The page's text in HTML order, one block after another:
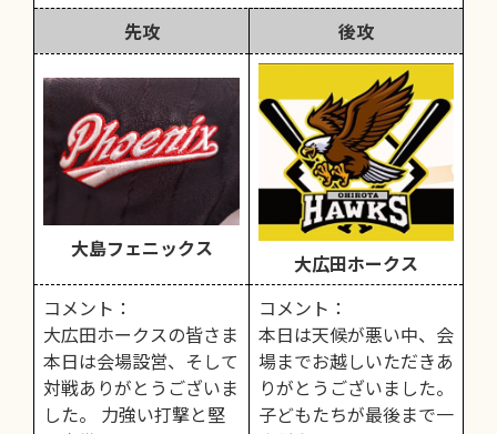
先攻 後攻
大島フェニックス
大広田ホークス
コメント：
大広田ホークスの皆さま
本日は会場設営、そして
対戦ありがとうございま
した。 力強い打撃と堅
コメント：
本日は天候が悪い中、会
場までお越しいただきあ
りがとうございました。
子どもたちが最後まで一